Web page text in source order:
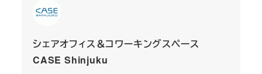
シェアオフィス＆コワーキングスペース
CASE Shinjuku